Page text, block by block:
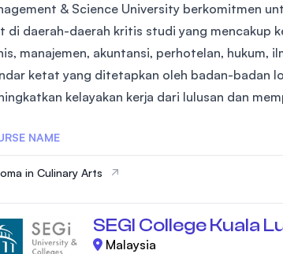
& Science University berkomitmen
di daerah-daerah kritis studi yang mencakup
manajemen, akuntansi, perhotelan, hukum,
ketat yang ditetapkan oleh badan-badan
kelayakan kerja dari lulusan dan
NAME
in Culinary Arts
SEGI College Kuala
Malaysia